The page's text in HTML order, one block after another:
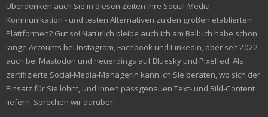
Überdenken auch Sie in diesen Zeiten Ihre Social-Media-
Kommunikation - und testen Alternativen zu den großen etablierten
Plattformen? Gut so! Natürlich bleibe auch ich am Ball: Ich habe schon
lange Accounts bei Instagram, Facebook und LinkedIn, aber seit 2022
auch bei Mastodon und neuerdings auf Bluesky und Pixelfed. Als
zertifizierte Social-Media-Managerin kann ich Sie beraten, wo sich der
Einsatz für Sie lohnt, und Ihnen passgenauen Text- und Bild-Content
liefern. Sprechen wir darüber!